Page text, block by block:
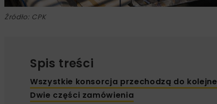
Źródło: CPK
Spis treści
Wszystkie konsorcja przechodzą do
Dwie części zamówienia